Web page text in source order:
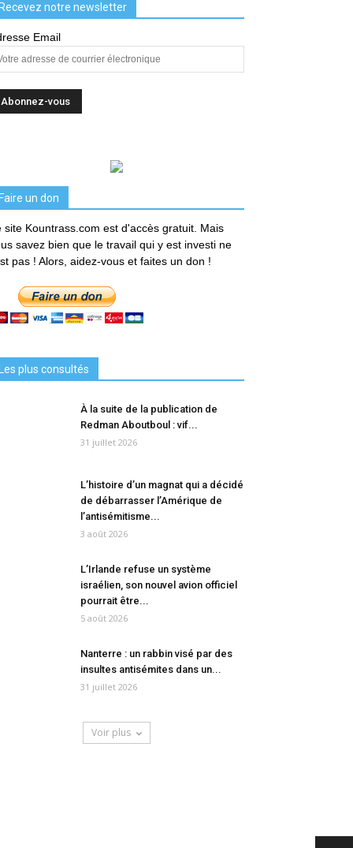
Recevez notre newsletter
Email
Faire un don
site Kountrass.com est d'accès gratuit. Mais
savez bien que le travail qui y est investi ne
pas ! Alors, aidez-vous et faites un don !
Les plus consultés
À la suite de la publication de
Redman Aboutboul : vif...
31 juillet 2026
L’histoire d’un magnat qui a décidé
de débarrasser l’Amérique de
l’antisémitisme...
3 août 2026
L’Irlande refuse un système
israélien, son nouvel avion officiel
pourrait être...
5 août 2026
Nanterre : un rabbin visé par des
insultes antisémites dans un...
31 juillet 2026
Voir plus